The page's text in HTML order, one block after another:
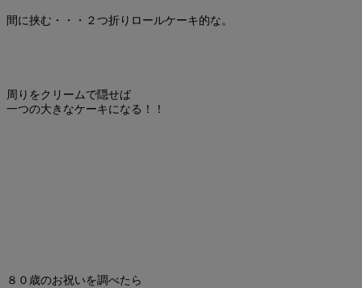
間に挟む・・・２つ折りロールケーキ的な。
周りをクリームで隠せば
一つの大きなケーキになる！！
８０歳のお祝いを調べたら